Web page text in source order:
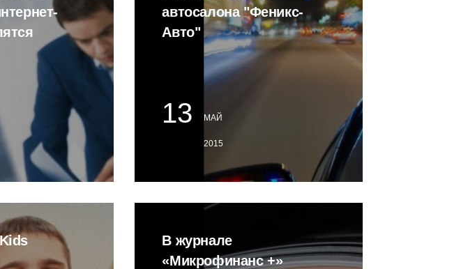
автосалона "Феникс-
Авто"
13 МАЙ
2015
В журнале
«Микрофинанс +»